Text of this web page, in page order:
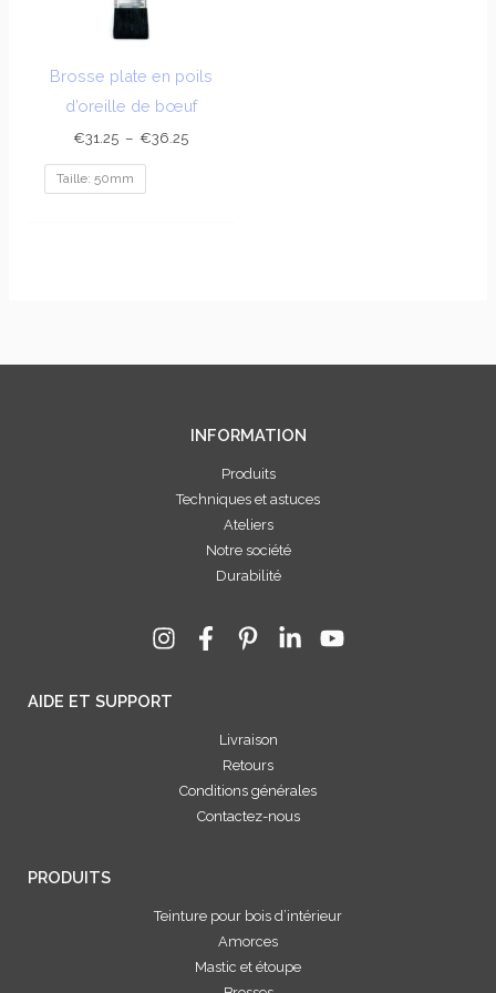
Brosse plate en poils
d’oreille de bœuf
€31.25 – €36.25
Taille: 50mm
INFORMATION
Produits
Techniques et astuces
Ateliers
Notre société
Durabilité
AIDE ET SUPPORT
Livraison
Retours
Conditions générales
Contactez-nous
PRODUITS
Teinture pour bois d’intérieur
Amorces
Mastic et étoupe